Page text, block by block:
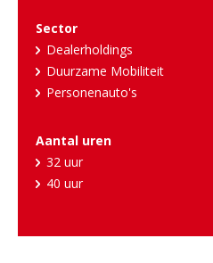
Sector
Dealerholdings
Duurzame Mobiliteit
Personenauto's
Aantal uren
32 uur
40 uur